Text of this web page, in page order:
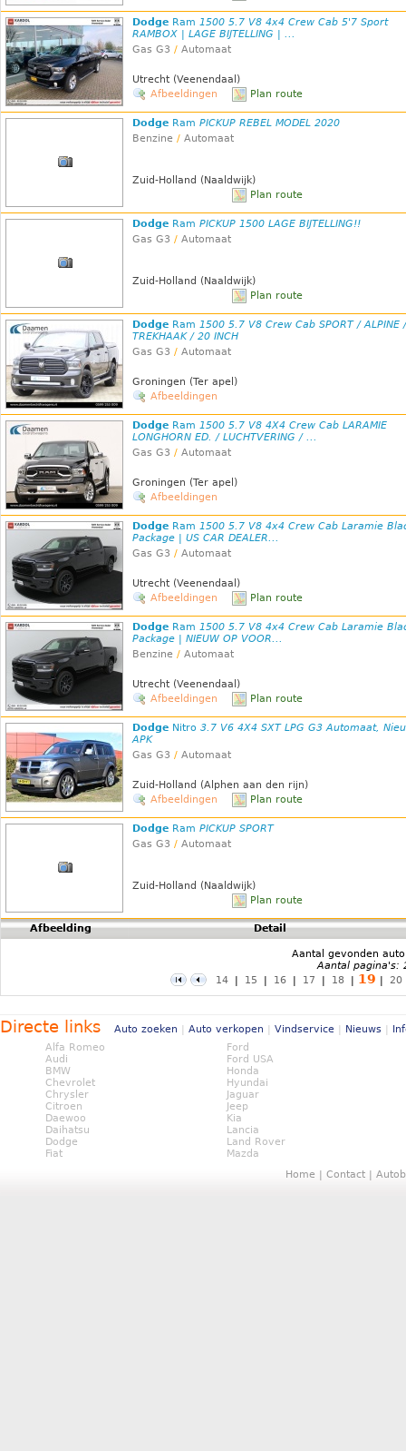
Dodge Ram 1500 5.7 V8 4x4 Crew Cab 5'7 Sport
RAMBOX | LAGE BIJTELLING | ...
Gas G3 / Automaat
Utrecht (Veenendaal)
Afbeeldingen
Plan route
Dodge Ram PICKUP REBEL MODEL 2020
Benzine / Automaat
Zuid-Holland (Naaldwijk)
Plan route
Dodge Ram PICKUP 1500 LAGE BIJTELLING!!
Gas G3 / Automaat
Zuid-Holland (Naaldwijk)
Plan route
Dodge Ram 1500 5.7 V8 Crew Cab SPORT / ALPINE /
TREKHAAK / 20 INCH
Gas G3 / Automaat
Groningen (Ter apel)
Afbeeldingen
Dodge Ram 1500 5.7 V8 4X4 Crew Cab LARAMIE
LONGHORN ED. / LUCHTVERING / ...
Gas G3 / Automaat
Groningen (Ter apel)
Afbeeldingen
Dodge Ram 1500 5.7 V8 4x4 Crew Cab Laramie
Package | US CAR DEALER...
Gas G3 / Automaat
Utrecht (Veenendaal)
Afbeeldingen
Plan route
Dodge Ram 1500 5.7 V8 4x4 Crew Cab Laramie
Package | NIEUW OP VOOR...
Benzine / Automaat
Utrecht (Veenendaal)
Afbeeldingen
Plan route
Dodge Nitro 3.7 V6 4X4 SXT LPG G3 Automaat,
APK
Gas G3 / Automaat
Zuid-Holland (Alphen aan den rijn)
Afbeeldingen
Plan route
Dodge Ram PICKUP SPORT
Gas G3 / Automaat
Zuid-Holland (Naaldwijk)
Plan route
Afbeelding Detail
Aantal gevonden
Aantal pagina's:
14
| 15 | 16 | 17 | 18 | 19 | 20
Directe links Auto zoeken | Auto verkopen | Vindservice | Nieuws |
Alfa Romeo
Audi
BMW
Chevrolet
Chrysler
Citroen
Daewoo
Daihatsu
Dodge
Fiat
Ford
Ford USA
Honda
Hyundai
Jaguar
Jeep
Kia
Lancia
Land Rover
Mazda
Home | Contact |